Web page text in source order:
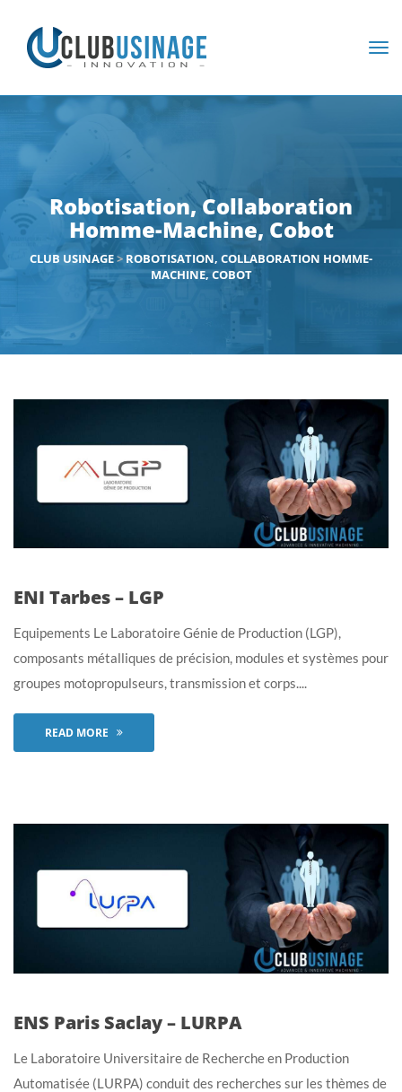
Robotisation, Collaboration
Homme-Machine, Cobot
CLUB USINAGE> ROBOTISATION, COLLABORATION HOMME-
MACHINE, COBOT
ENI Tarbes – LGP
Equipements Le Laboratoire Génie de Production (LGP),
composants métalliques de précision, modules et systèmes pour
groupes motopropulseurs, transmission et corps....
READ MORE
ENS Paris Saclay – LURPA
Le Laboratoire Universitaire de Recherche en Production
Automatisée (LURPA) conduit des recherches sur les thèmes de